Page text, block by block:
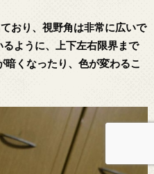
おり、視野角は非常に広いで
ように、上下左右限界まで
くなったり、色が変わるこ